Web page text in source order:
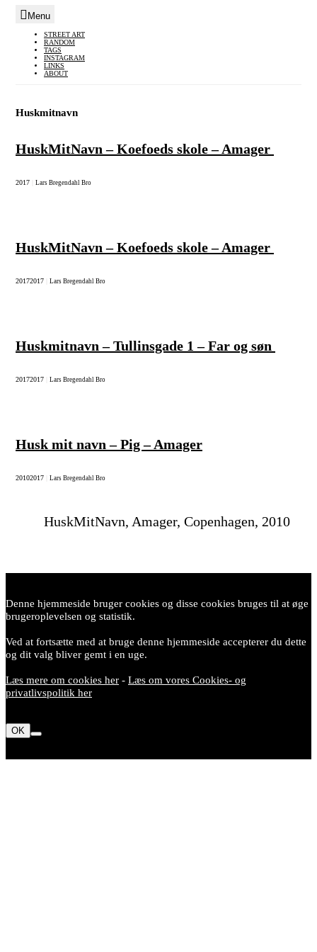
Skip
content
Menu
STREET ART
RANDOM
TAGS
INSTAGRAM
LINKS
ABOUT
Huskmitnavn
HuskMitNavn – Koefoeds skole – Amager
2017 Lars Bregendahl Bro
HuskMitNavn – Koefoeds skole – Amager
20172017 Lars Bregendahl Bro
Huskmitnavn – Tullinsgade 1 – Far og søn
20172017 Lars Bregendahl Bro
Husk mit navn – Pig – Amager
20102017 Lars Bregendahl Bro
HuskMitNavn, Amager, Copenhagen, 2010
Denne hjemmeside bruger cookies og disse cookies bruges til at øge
brugeroplevelsen og statistik.
Ved at fortsætte med at bruge denne hjemmeside accepterer du dette
og dit valg bliver gemt i en uge.
Læs mere om cookies her - Læs om vores Cookies- og
privatlivspolitik her
OK